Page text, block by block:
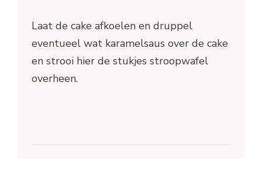
Laat de cake afkoelen en druppel
eventueel wat karamelsaus over de cake
en strooi hier de stukjes stroopwafel
overheen.